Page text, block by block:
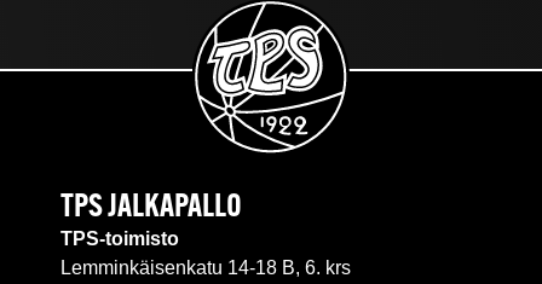
TPS JALKAPALLO
TPS-toimisto
Lemminkäisenkatu 14-18 B, 6. krs